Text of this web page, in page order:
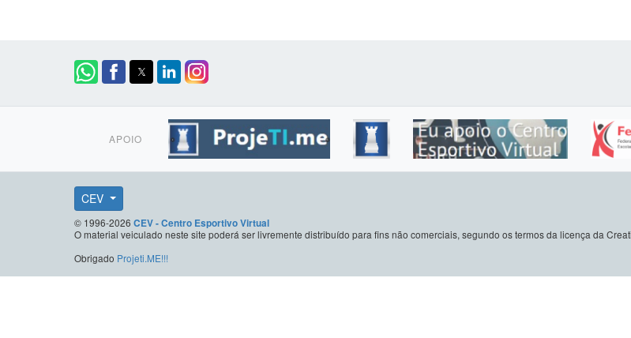
APOIO
CEV
© 1996-2026 CEV - Centro Esportivo Virtual
O material veiculado neste site poderá ser livremente distribuído para fins não comerciais, segundo os termos da licença da
Obrigado Projeti.ME!!!